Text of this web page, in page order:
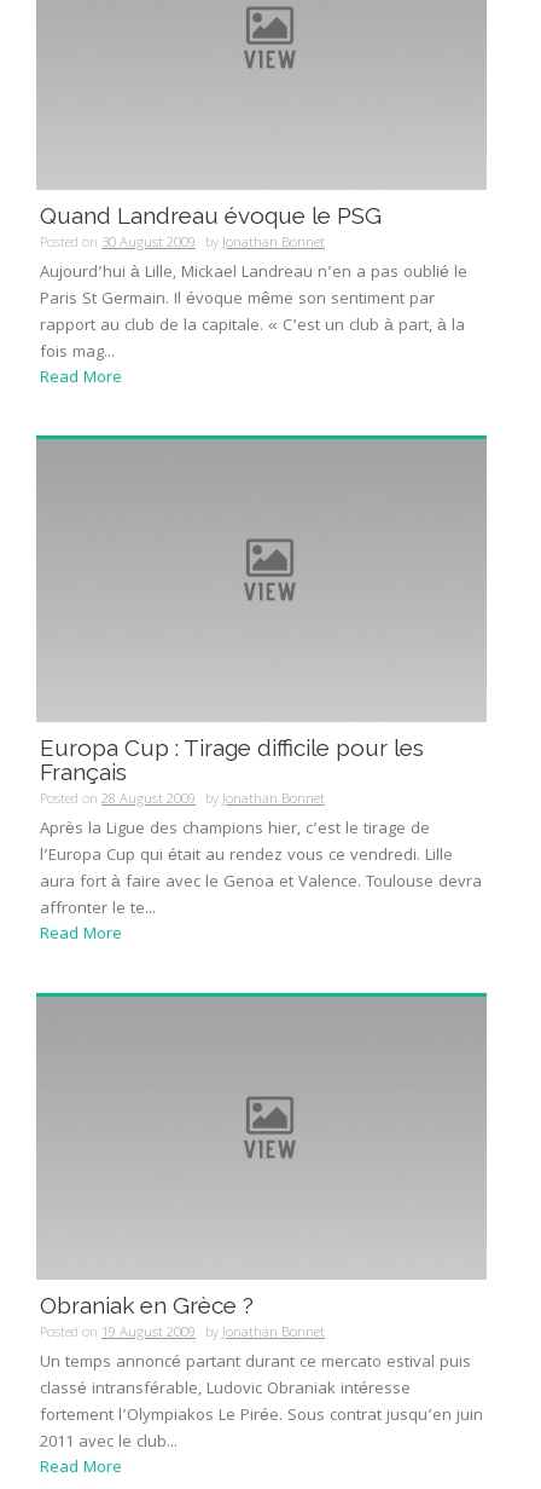
Quand Landreau évoque le PSG
Posted on 30 August 2009 byJonathan Bonnet
Aujourd’hui à Lille, Mickael Landreau n’en a pas oublié le
Paris St Germain. Il évoque même son sentiment par
rapport au club de la capitale. « C’est un club à part, à la
fois mag...
Read More
Europa Cup : Tirage difficile pour les
Français
Posted on 28 August 2009 byJonathan Bonnet
Après la Ligue des champions hier, c’est le tirage de
l’Europa Cup qui était au rendez vous ce vendredi. Lille
aura fort à faire avec le Genoa et Valence. Toulouse devra
affronter le te...
Read More
Obraniak en Grèce ?
Posted on 19 August 2009 byJonathan Bonnet
Un temps annoncé partant durant ce mercato estival puis
classé intransférable, Ludovic Obraniak intéresse
fortement l’Olympiakos Le Pirée. Sous contrat jusqu’en juin
2011 avec le club...
Read More